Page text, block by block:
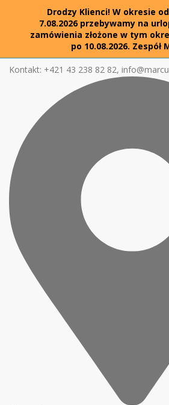
Drodzy Klienci! W okresie od
7.08.2026 przebywamy na
zamówienia złożone w tym
po 10.08.2026. Zespół
Kontakt: +421 43 238 82 82,